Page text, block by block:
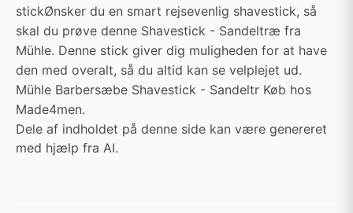
stickØnsker du en smart rejsevenlig shavestick, så
skal du prøve denne Shavestick - Sandeltræ fra
Mühle. Denne stick giver dig muligheden for at have
den med overalt, så du altid kan se velplejet ud.
Mühle Barbersæbe Shavestick - Sandeltr Køb hos
Made4men.
Dele af indholdet på denne side kan være genereret
med hjælp fra AI.